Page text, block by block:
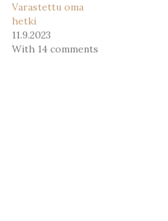
Varastettu oma
hetki
11.9.2023
With 14 comments